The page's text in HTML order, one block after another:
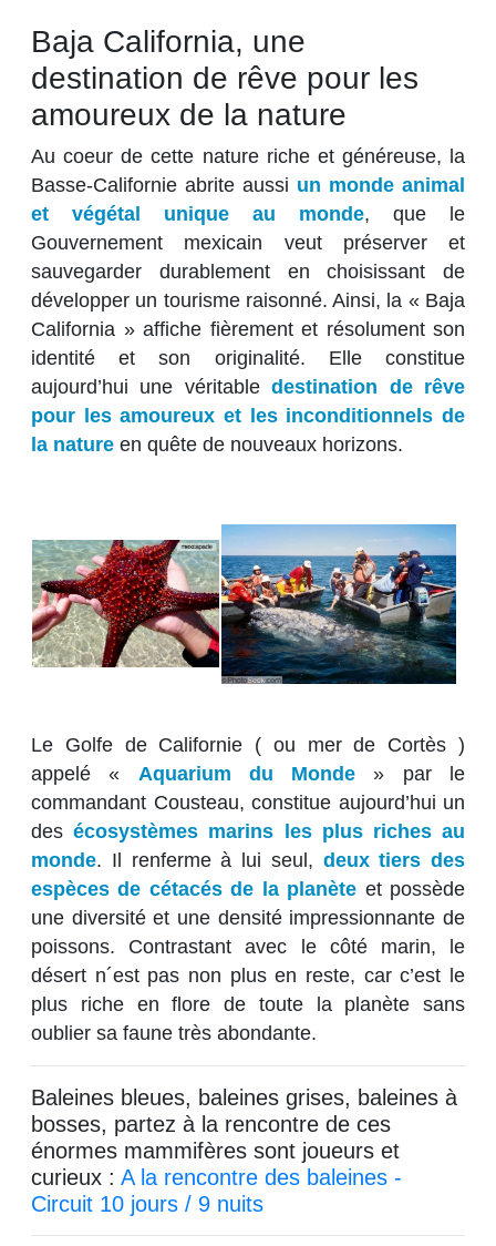
Baja California, une
destination de rêve pour les
amoureux de la nature
Au coeur de cette nature riche et généreuse, la
Basse-Californie abrite aussi un monde animal
et végétal unique au monde, que le
Gouvernement mexicain veut préserver et
sauvegarder durablement en choisissant de
développer un tourisme raisonné. Ainsi, la « Baja
California » affiche fièrement et résolument son
identité et son originalité. Elle constitue
aujourd’hui une véritabledestination de rêve
pour les amoureux et les inconditionnels de
la nature en quête de nouveaux horizons.
Le Golfe de Californie ( ou mer de Cortès )
appelé « Aquarium du Monde » par le
commandant Cousteau, constitue aujourd’hui un
desécosystèmes marins les plus riches au
monde. Il renferme à lui seul, deux tiers des
espèces de cétacés de la planète et possède
une diversité et une densité impressionnante de
poissons. Contrastant avec le côté marin, le
désert n´est pas non plus en reste, car c’est le
plus riche en flore de toute la planète sans
oublier sa faune très abondante.
Baleines bleues, baleines grises, baleines à
bosses, partez à la rencontre de ces
énormes mammifères sont joueurs et
curieux : A la rencontre des baleines -
Circuit 10 jours / 9 nuits